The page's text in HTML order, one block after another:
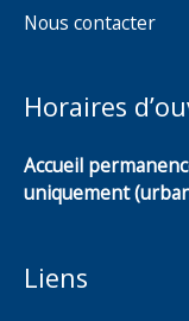
Nous contacter
Horaires
Accueil
uniquement
Liens